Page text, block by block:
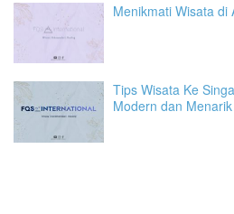
Menikmati Wisata di
Tips Wisata Ke
Modern dan Menarik